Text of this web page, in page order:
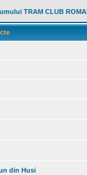
TRAM CLUB
din Husi